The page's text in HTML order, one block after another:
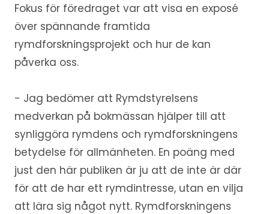
Fokus för föredraget var att visa en exposé
över spännande framtida
rymdforskningsprojekt och hur de kan
påverka oss.
- Jag bedömer att Rymdstyrelsens
medverkan på bokmässan hjälper till att
synliggöra rymdens och rymdforskningens
betydelse för allmänheten. En poäng med
just den här publiken är ju att de inte är där
för att de har ett rymdintresse, utan en vilja
att lära sig något nytt. Rymdforskningens